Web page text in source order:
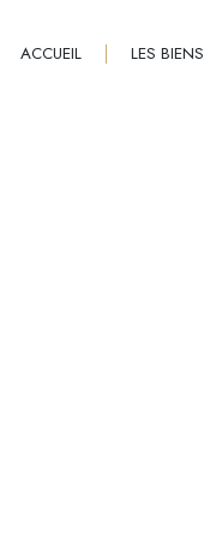
ACCUEIL LES BIENS